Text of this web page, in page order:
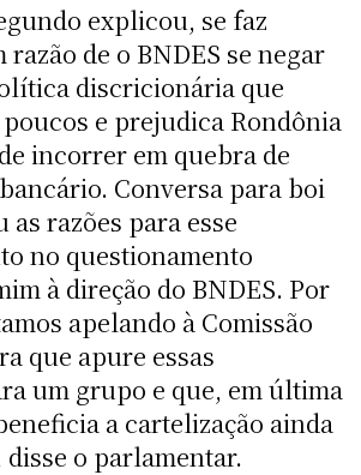
explicou, se faz
razão de o BNDES se negar
discricionária que
e prejudica Rondônia
incorrer em quebra de
Conversa para boi
razões para esse
no questionamento
à direção do BNDES. Por
apelando à Comissão
que apure essas
um grupo e que, em última
a cartelização ainda
disse o parlamentar.